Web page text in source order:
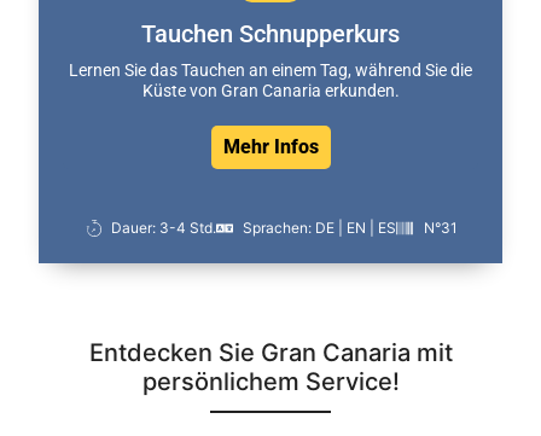
Tauchen Schnupperkurs
Lernen Sie das Tauchen an einem Tag, während Sie die
Küste von Gran Canaria erkunden.
Mehr Infos
Dauer: 3-4 Std. Sprachen: DE | EN | ES N°31
Entdecken Sie Gran Canaria mit
persönlichem Service!